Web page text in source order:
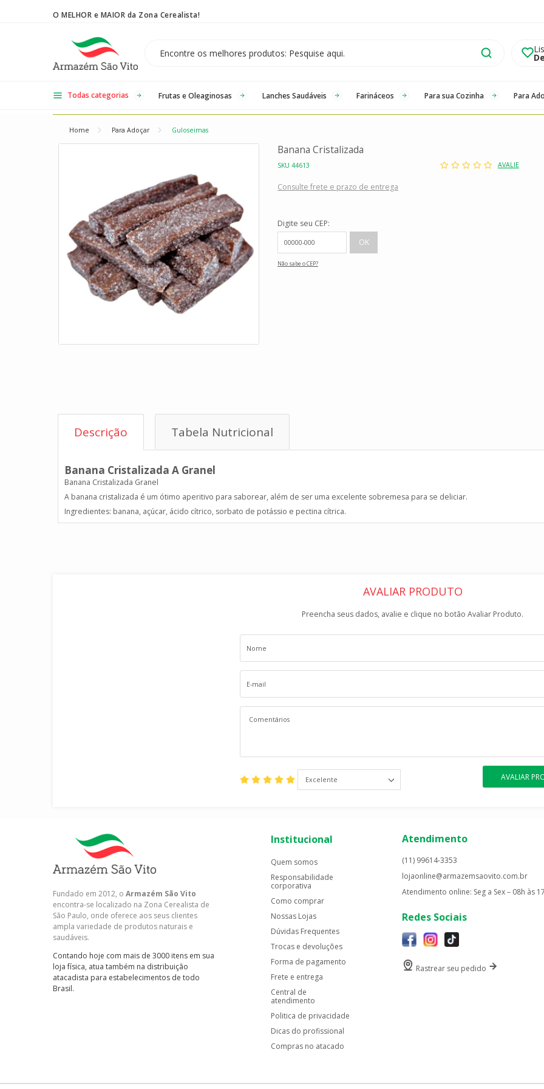
O MELHOR e MAIOR da Zona Cerealista!
Todas categorias Frutas e Oleaginosas Lanches Saudáveis Farináceos Para sua Cozinha Para
Home Para Adoçar Guloseimas
Banana Cristalizada
SKU 44613 AVALIE
Consulte frete e prazo de entrega
Digite seu CEP:
Não sabe o CEP?
Descrição Tabela Nutricional
Banana Cristalizada A Granel
Banana Cristalizada Granel
A banana cristalizada é um ótimo aperitivo para saborear, além de ser uma excelente sobremesa para se deliciar.
Ingredientes: banana, açúcar, ácido cítrico, sorbato de potássio e pectina cítrica.
AVALIAR PRODUTO
Preencha seus dados, avalie e clique no botão Avaliar Produto.
Excelente AVALIAR
Fundado em 2012, o Armazém São Vito
encontra-se localizado na Zona Cerealista de
São Paulo, onde oferece aos seus clientes
ampla variedade de produtos naturais e
saudáveis.
Contando hoje com mais de 3000 itens em sua
loja física, atua também na distribuição
atacadista para estabelecimentos de todo
Brasil.
Institucional
Quem somos
Responsabilidade
corporativa
Como comprar
Nossas Lojas
Dúvidas Frequentes
Trocas e devoluções
Forma de pagamento
Frete e entrega
Central de
atendimento
Politica de privacidade
Dicas do profissional
Compras no atacado
Atendimento
(11) 99614-3353
lojaonline@armazemsaovito.com.br
Atendimento online: Seg a Sex – 08h às
Redes Sociais
Rastrear seu pedido